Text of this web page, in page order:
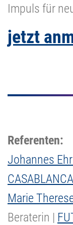
Impuls für
jetzt
Referenten:
Johannes
CASABLANCA
Marie
Beraterin |